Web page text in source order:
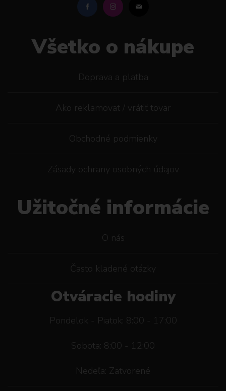
Všetko o nákupe
Doprava a platba
Ako reklamovat / vrátiť tovar
Obchodné podmienky
Zásady ochrany osobných údajov
Užitočné informácie
O nás
Často kladené otázky
Otváracie hodiny
Pondelok - Piatok: 8:00 - 17:00
Sobota: 8:00 - 12:00
Nedeľa: Zatvorené